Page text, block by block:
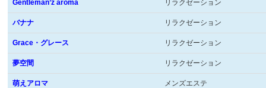
Gentleman’z aroma リラクゼーション
バナナ リラクゼーション
Grace・グレース リラクゼーション
夢空間 リラクゼーション
萌えアロマ メンズエステ